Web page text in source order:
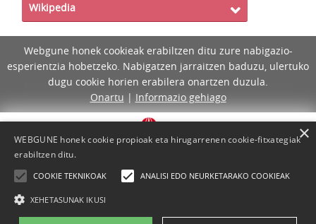
Wikipedia
Webgune honek cookieak erabiltzen ditu zure nabigazio-
esperientzia hobetzeko. Nabigatzen jarraitzen baduzu, ulertuko
dugu cookie horien erabilera onartzen duzula.
Onartu | Informazio gehiago
WEBGUNE honek cookie propioak eta hirugarrenen cookie-fitxategiak
erabiltzen ditu.
COOKIE TEKNIKOAK ANALISI EDO NEURKETARAKO COOKIEAK
XEHETASUNAK IKUSI
×